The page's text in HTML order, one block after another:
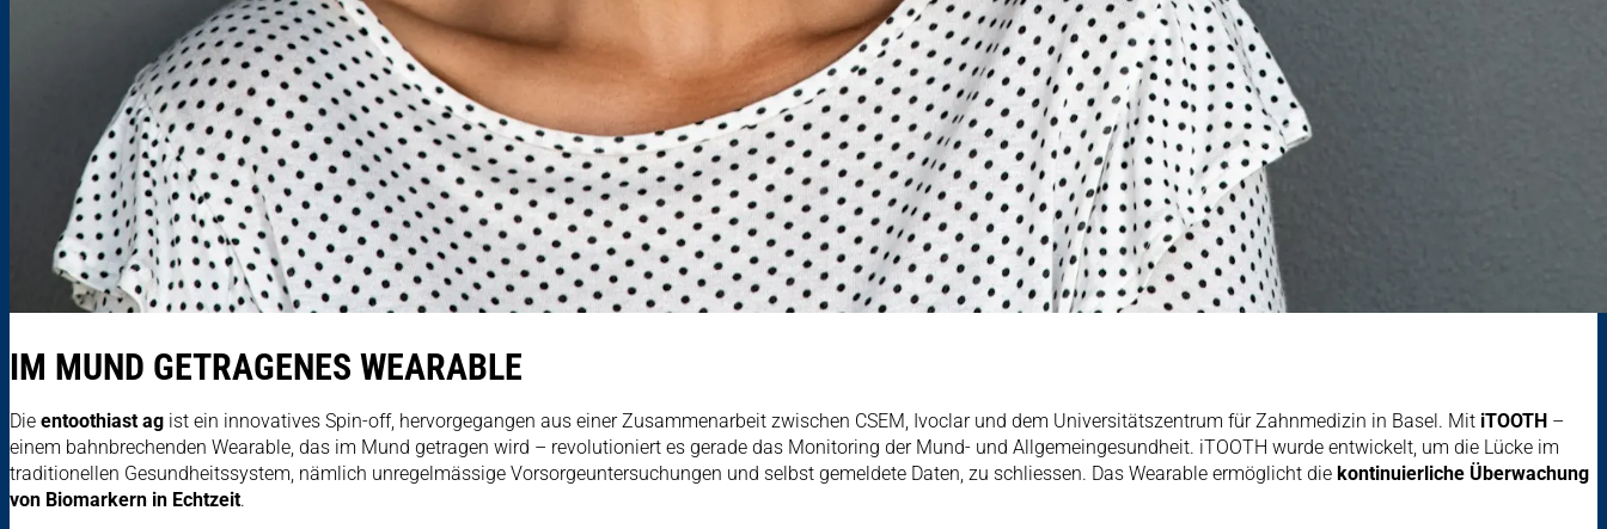
IM MUND GETRAGENES WEARABLE
Die entoothiast ag ist ein innovatives Spin-off, hervorgegangen aus einer Zusammenarbeit zwischen CSEM, Ivoclar und dem Universitätszentrum für Zahnmedizin in Basel. Mit iTOOTH –
einem bahnbrechenden Wearable, das im Mund getragen wird – revolutioniert es gerade das Monitoring der Mund- und Allgemeingesundheit. iTOOTH wurde entwickelt, um die Lücke im
traditionellen Gesundheitssystem, nämlich unregelmässige Vorsorgeuntersuchungen und selbst gemeldete Daten, zu schliessen. Das Wearable ermöglicht die kontinuierliche Überwachung
von Biomarkern in Echtzeit.